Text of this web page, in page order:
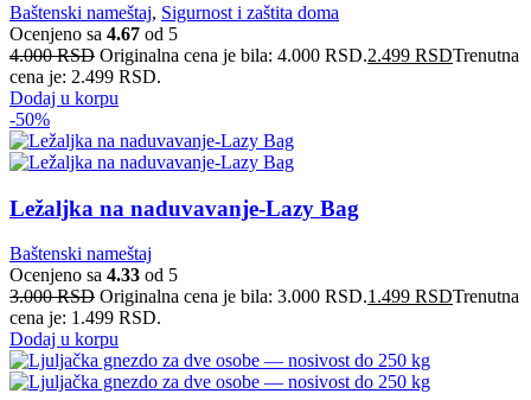
Baštenski nameštaj, Sigurnost i zaštita doma
Ocenjeno sa 4.67 od 5
4.000RSD Originalna cena je bila: 4.000 RSD.2.499 RSDTrenutna
cena je: 2.499 RSD.
Dodaj u korpu
-50%
Ležaljka na naduvavanje-Lazy Bag
Baštenski nameštaj
Ocenjeno sa 4.33 od 5
3.000RSD Originalna cena je bila: 3.000 RSD.1.499 RSDTrenutna
cena je: 1.499 RSD.
Dodaj u korpu